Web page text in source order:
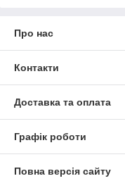
Про нас
Контакти
Доставка та оплата
Графік роботи
Повна версія сайту